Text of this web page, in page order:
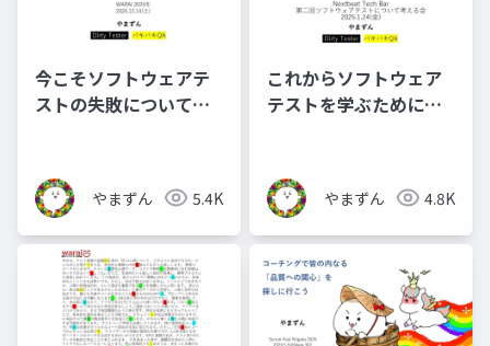
今こそソフトウェアテ
ストの失敗について語
やまずん 5.4K
これからソフトウェア
テストを学ぶために知
やまずん 4.8K